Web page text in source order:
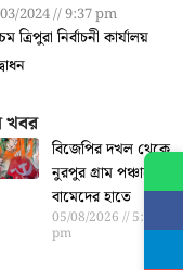
ত্রিপুরা নির্বাচনী কার্যালয়
2024 9:37 pm
খবর
বিজেপির দখল থেকে
নুরপুর গ্রাম পঞ্চায়েত
বামেদের হাতে
05/08/2026 5:19
pm